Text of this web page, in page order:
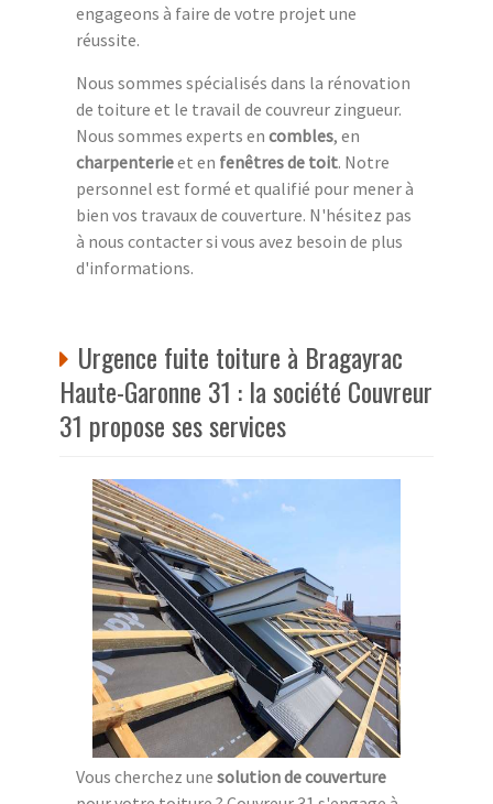
engageons à faire de votre projet une
réussite.
Nous sommes spécialisés dans la rénovation
de toiture et le travail de couvreur zingueur.
Nous sommes experts en combles, en
charpenterieet en fenêtres de toit. Notre
personnel est formé et qualifié pour mener à
bien vos travaux de couverture. N'hésitez pas
à nous contacter si vous avez besoin de plus
d'informations.
Urgence fuite toiture à Bragayrac
Haute-Garonne 31 : la société Couvreur
31 propose ses services
Vous cherchez une solution de couverture